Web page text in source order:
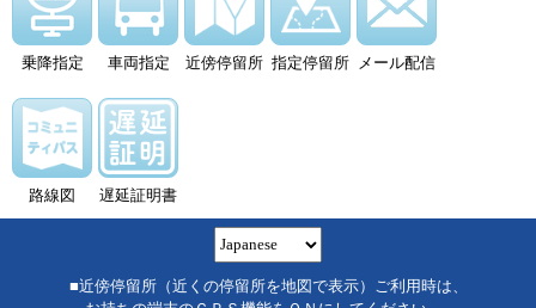
乗降指定 車両指定 近傍停留所 指定停留所 メール配信
路線図 遅延証明書
■近傍停留所（近くの停留所を地図で表示）ご利用時は、